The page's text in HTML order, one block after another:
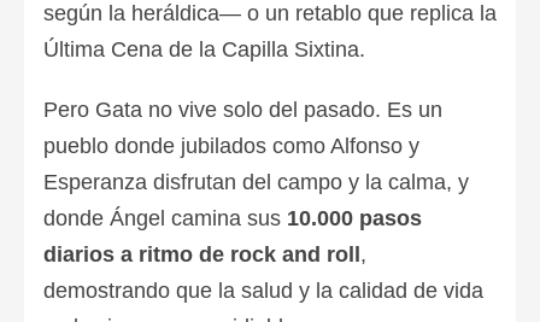
según la heráldica— o un retablo que replica la
Última Cena de la Capilla Sixtina.
Pero Gata no vive solo del pasado. Es un
pueblo donde jubilados como Alfonso y
Esperanza disfrutan del campo y la calma, y
donde Ángel camina sus 10.000 pasos
diarios a ritmo de rock and roll,
demostrando que la salud y la calidad de vida